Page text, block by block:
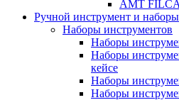
AMT
Ручной инструмент и наборы
Наборы инструментов
Наборы
Наборы
кейсе
Наборы
Наборы